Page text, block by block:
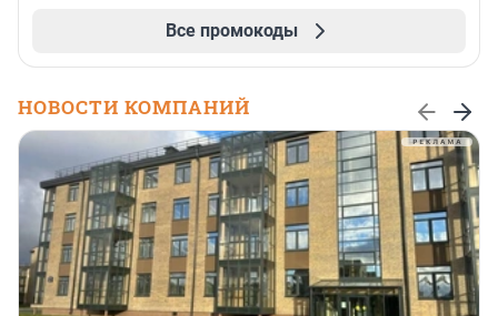
Все промокоды
НОВОСТИ КОМПАНИЙ